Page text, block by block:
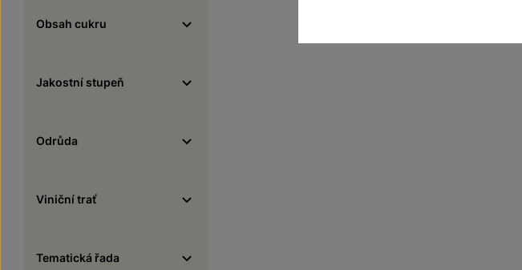
Obsah cukru
Jakostní stupeň
Odrůda
Viniční trať
Tematická řada